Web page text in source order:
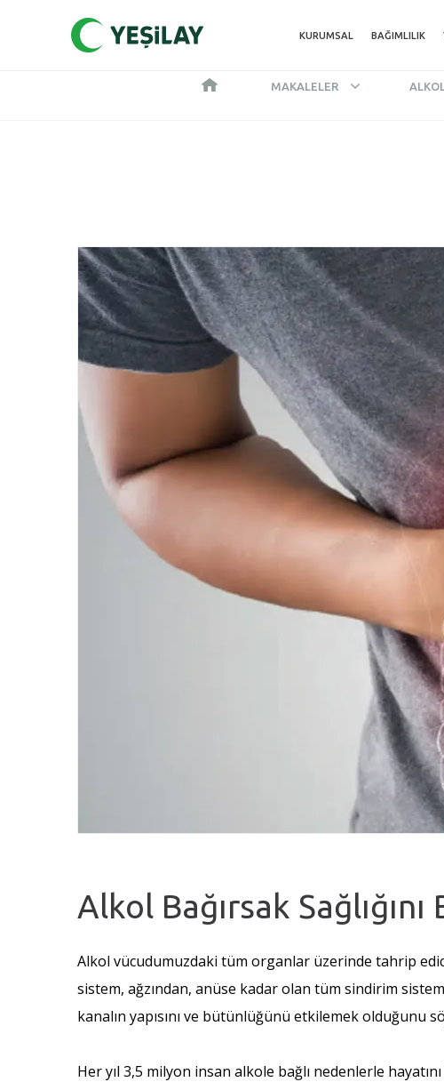
KURUMSAL BAĞIMLILIK
MAKALELER
Alkol Bağırsak
Alkol vücudumuzdaki tüm organlar üzerinde tahrip
sistem, ağzından, anüse kadar olan tüm sindirim
kanalın yapısını ve bütünlüğünü etkilemek olduğunu
Her yıl 3,5 milyon insan alkole bağlı nedenlerle